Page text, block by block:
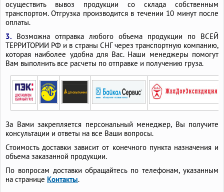
Гофротрубы большого диаметра
Гофрированные трубы для ливневой канализации 300
Гофрированные трубы для канализации
Гофрированные трубы 300мм для заезда
Гибкие трубы для канализации 110
Гибкие трубы 110
осуществить вывоз продукции со склада собственным
транспортом. Отгрузка производится в течении 10 минут после
оплаты.
3. Возможна отправка любого объема продукции по ВСЕЙ
ТЕРРИТОРИИ РФ и в страны СНГ через транспортную компанию,
которая наиболее удобна для Вас. Наши менеджеры помогут
Вам выполнить все расчеты по отправке и получению груза.
За Вами закрепляется персональный менеджер, Вы получите
консультации и ответы на все Ваши вопросы.
Стоимость доставки зависит от конечного пункта назначения и
объема заказанной продукции.
По вопросам доставки обращайтесь по телефонам, указанным
на странице Контакты.